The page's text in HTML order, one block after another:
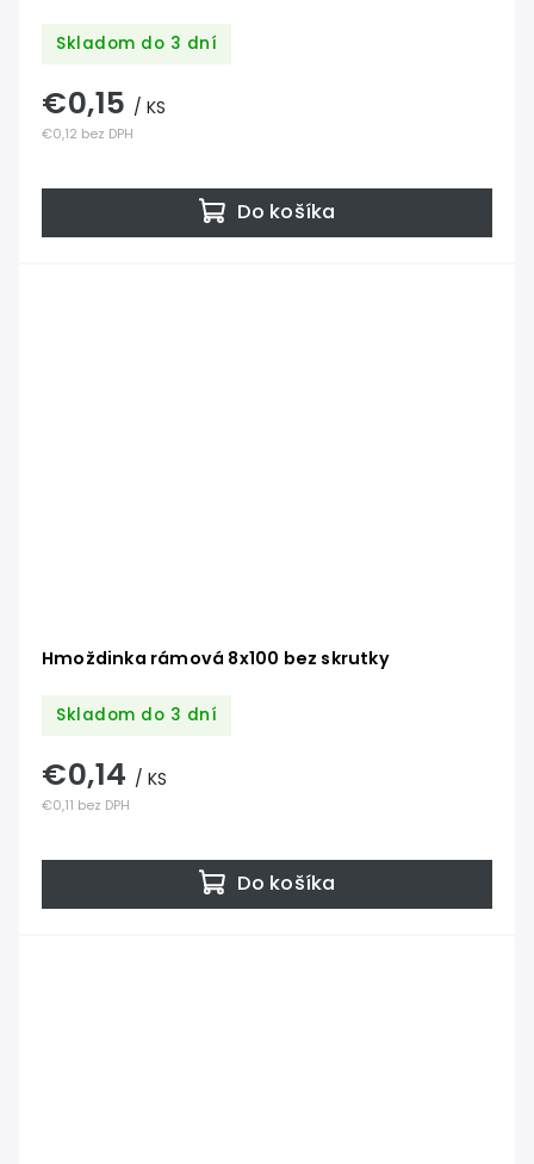
Skladom do 3 dní
€0,12 bez DPH
€0,15 / KS
Do košíka
Hmoždinka rámová 8x100 bez skrutky
Skladom do 3 dní
€0,11 bez DPH
€0,14 / KS
Do košíka